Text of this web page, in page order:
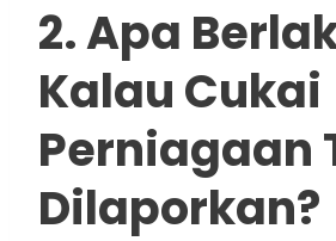
2. Apa
Kalau Cukai
Perniagaan
Dilaporkan?